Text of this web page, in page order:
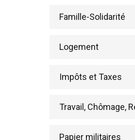
Famille-Solidarité
Logement
Impôts et Taxes
Travail, Chômage,
Papier militaires